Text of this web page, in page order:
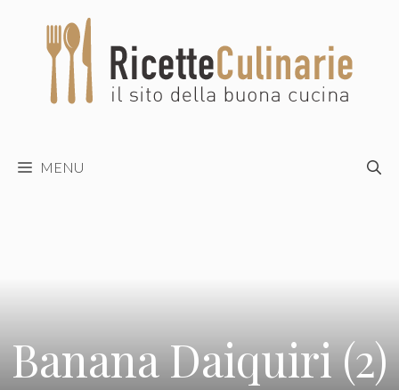
contenuto
MENU
Banana Daiquiri (2)